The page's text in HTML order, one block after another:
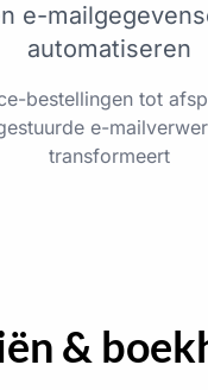
e-
automatiseren
bestellingen tot
e-
transformeert
&